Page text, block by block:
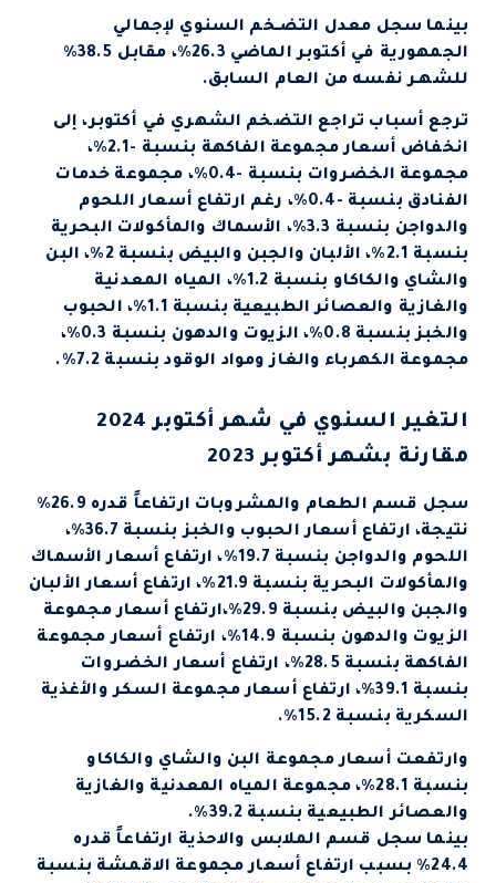
بينما سجل معدل التضـخم السنوي لإجمالي
الجمهورية في أكتوبر الماضي 26.3%، مقابل 38.5%
للشهـر نفسه من العام السابق.
ترجع أسباب تراجع التضخم الشهري في أكتوبر، إلى
انخفاض أسعار مجموعة الفاكهة بنسبة -2.1%،
مجموعة الخضروات بنسبة -0.4%، مجموعة خدمات
الفنادق بنسبة -0.4%، رغم ارتفاع أسعار اللحوم
والدواجن بنسبة 3.3%، الأسماك والمأكولات البحرية
بنسبة 2.1%، الألبان والجبن والبيض بنسبة 2%، البن
والشاي والكاكاو بنسبة 1.2%، المياه المعدنية
والغازية والعصائر الطبيعية بنسبة 1.1%، الحبوب
والخبز بنسبة 0.8%، الزيوت والدهون بنسبة 0.3%،
مجموعة الكهرباء والغاز ومواد الوقود بنسبة 7.2%.
التغير السنوي في شهر أكتوبر 2024
مقارنة بشهر أكتوبر 2023
سجل قسم الطعام والمشروبات ارتفاعاً قدره 26.9%
نتيجة، ارتفاع أسعار الحبوب والخبز بنسبة 36.7%،
اللحوم والدواجن بنسبة 19.7%، ارتفاع أسعار الأسماك
والمأكولات البحرية بنسبة 21.9%، ارتفاع أسعار الألبان
والجبن والبيض بنسبة 29.9%،ارتفاع أسعار مجموعة
الزيوت والدهون بنسبة 14.9%، ارتفاع أسعار مجموعة
الفاكهة بنسبة 28.5%، ارتفاع أسعار الخضروات
بنسبة 39.1%، ارتفاع أسعار مجموعة السكر والأغذية
السكرية بنسبة 15.2%.
وارتفعت أسعار مجموعة البن والشاي والكاكاو
بنسبة 28.1%، مجموعة المياه المعدنية والغازية
والعصائر الطبيعية بنسبة 39.2%.
بينما سجل قسم الملابس والاحذية ارتفاعاً قدره
24.4% بسبب ارتفاع أسعار مجموعة الاقمشة بنسبة